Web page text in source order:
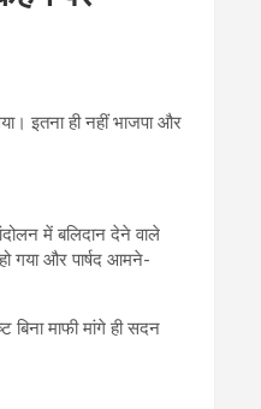
इतना ही नहीं भाजपा और
में बलिदान देने वाले
गया और पार्षद आमने-
बिना माफी मांगे ही सदन